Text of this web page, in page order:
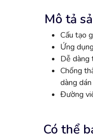
Mô tả
Cấu tạo
Ứng
Dễ dàng
Chống
dàng
Đường
Có thể